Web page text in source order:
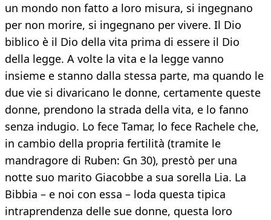
un mondo non fatto a loro misura, si ingegnano
per non morire, si ingegnano per vivere. Il Dio
biblico è il Dio della vita prima di essere il Dio
della legge. A volte la vita e la legge vanno
insieme e stanno dalla stessa parte, ma quando le
due vie si divaricano le donne, certamente queste
donne, prendono la strada della vita, e lo fanno
senza indugio. Lo fece Tamar, lo fece Rachele che,
in cambio della propria fertilità (tramite le
mandragore di Ruben: Gn 30), prestò per una
notte suo marito Giacobbe a sua sorella Lia. La
Bibbia – e noi con essa – loda questa tipica
intraprendenza delle sue donne, questa loro